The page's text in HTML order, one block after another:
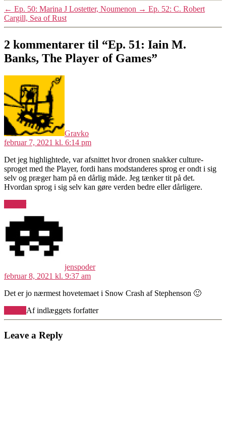
← Ep. 50: Marina J Lostetter, Noumenon → Ep. 52: C. Robert
Cargill, Sea of Rust
2 kommentarer til “Ep. 51: Iain M.
Banks, The Player of Games”
Gravko
februar 7, 2021 kl. 6:14 pm
Det jeg highlightede, var afsnittet hvor dronen snakker culture-
sproget med the Player, fordi hans modstanderes sprog er ondt i sig
selv og præger ham på en dårlig måde. Jeg tænker tit på det.
Hvordan sprog i sig selv kan gøre verden bedre eller dårligere.
jenspoder
februar 8, 2021 kl. 9:37 am
Det er jo nærmest hovetemaet i Snow Crash af Stephenson 🙂
Af indlæggets forfatter
Leave a Reply